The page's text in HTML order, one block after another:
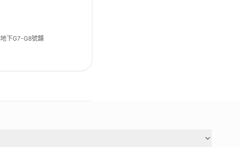
下G7-G8號舖